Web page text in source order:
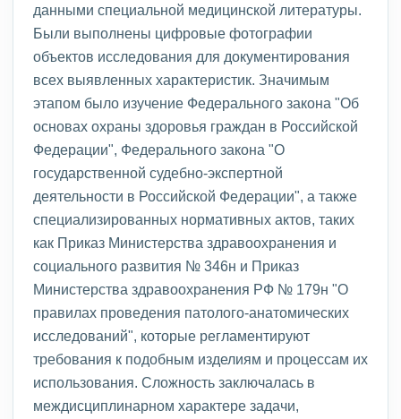
данными специальной медицинской литературы.
Были выполнены цифровые фотографии
объектов исследования для документирования
всех выявленных характеристик. Значимым
этапом было изучение Федерального закона "Об
основах охраны здоровья граждан в Российской
Федерации", Федерального закона "О
государственной судебно-экспертной
деятельности в Российской Федерации", а также
специализированных нормативных актов, таких
как Приказ Министерства здравоохранения и
социального развития № 346н и Приказ
Министерства здравоохранения РФ № 179н "О
правилах проведения патолого-анатомических
исследований", которые регламентируют
требования к подобным изделиям и процессам их
использования. Сложность заключалась в
междисциплинарном характере задачи,